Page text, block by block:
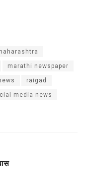
marathi newspaper
raigad
media news